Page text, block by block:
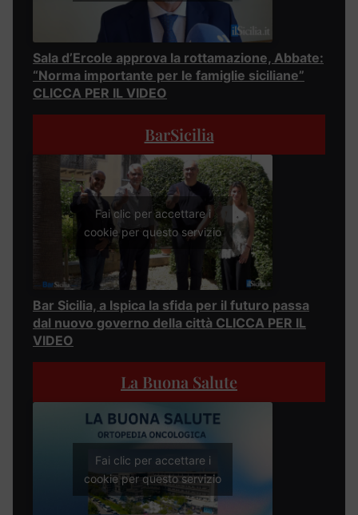
Sala d’Ercole approva la rottamazione, Abbate:
“Norma importante per le famiglie siciliane”
CLICCA PER IL VIDEO
BarSicilia
Fai clic per accettare i
cookie per questo servizio
Bar Sicilia, a Ispica la sfida per il futuro passa
dal nuovo governo della città CLICCA PER IL
VIDEO
La Buona Salute
Fai clic per accettare i
cookie per questo servizio